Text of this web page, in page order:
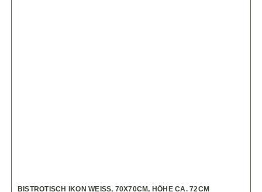
BISTROTISCH IKON WEISS, 70X70CM, HÖHE CA. 72CM